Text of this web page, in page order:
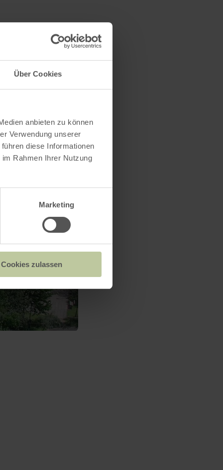
Über Cookies
anbieten zu können
Verwendung unserer
diese Informationen
Rahmen Ihrer Nutzung
Marketing
Cookies zulassen